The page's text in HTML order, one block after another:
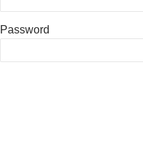
Password